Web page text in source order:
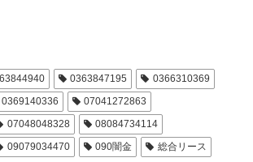
0363847195
0366310369
0369140336
07041272863
07048048328
08084734114
09079034470 090闇金
総合リース